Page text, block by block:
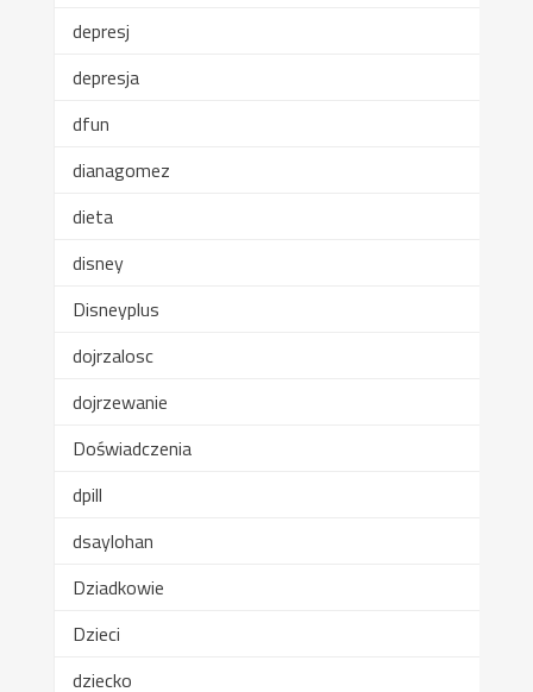
depresj
depresja
dfun
dianagomez
dieta
disney
Disneyplus
dojrzalosc
dojrzewanie
Doświadczenia
dpill
dsaylohan
Dziadkowie
Dzieci
dziecko